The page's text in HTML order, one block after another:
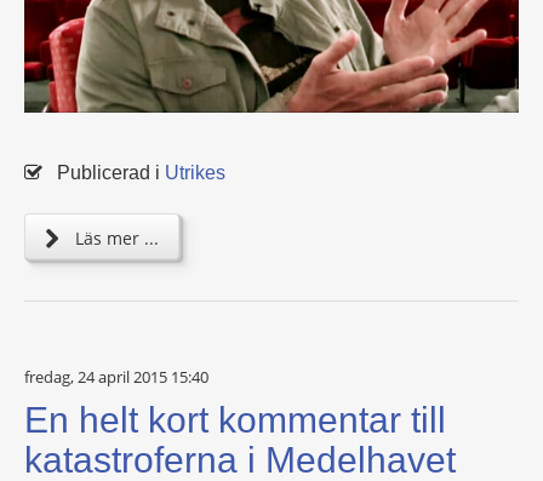
Publicerad i Utrikes
Läs mer ...
fredag, 24 april 2015 15:40
En helt kort kommentar till
katastroferna i Medelhavet